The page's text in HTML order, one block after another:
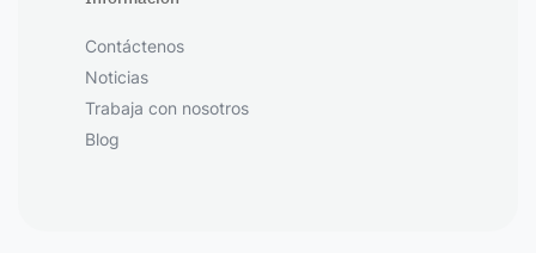
Contáctenos
Noticias
Trabaja con nosotros
Blog